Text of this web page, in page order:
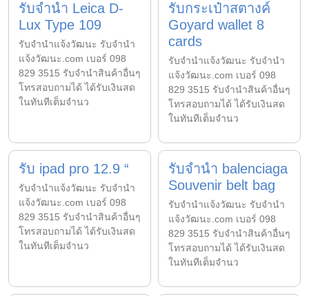
รับจำนำ Leica D-
Lux Type 109
รับจํานําแจ้งวัฒนะ รับจํานํา
แจ้งวัฒนะ.com เบอร์ 098
829 3515 รับจำนำสินค้าอื่นๆ
โทรสอบถามได้ ได้รับเงินสด
ในทันทีเต็มจำนว
รับกระเป๋าสตางค์
Goyard wallet 8
cards
รับจํานําแจ้งวัฒนะ รับจํานํา
แจ้งวัฒนะ.com เบอร์ 098
829 3515 รับจำนำสินค้าอื่นๆ
โทรสอบถามได้ ได้รับเงินสด
ในทันทีเต็มจำนว
รับ ipad pro 12.9 “
รับจํานําแจ้งวัฒนะ รับจํานํา
แจ้งวัฒนะ.com เบอร์ 098
829 3515 รับจำนำสินค้าอื่นๆ
โทรสอบถามได้ ได้รับเงินสด
ในทันทีเต็มจำนว
รับจำนำ balenciaga
Souvenir belt bag
รับจํานําแจ้งวัฒนะ รับจํานํา
แจ้งวัฒนะ.com เบอร์ 098
829 3515 รับจำนำสินค้าอื่นๆ
โทรสอบถามได้ ได้รับเงินสด
ในทันทีเต็มจำนว